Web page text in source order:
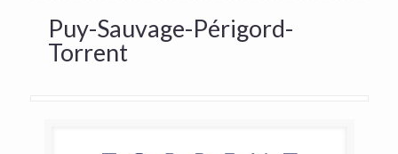
Puy-Sauvage-Périgord-
Torrent